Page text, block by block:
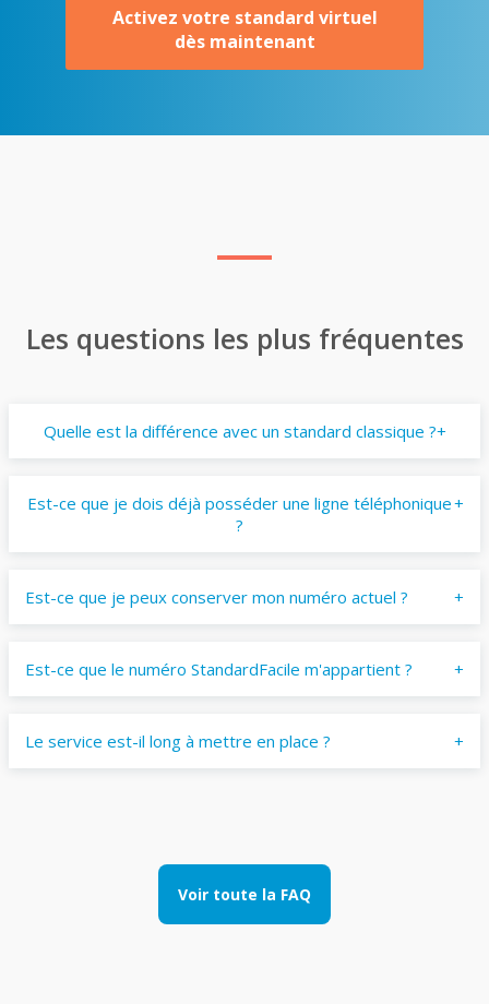
Activez votre standard virtuel
dès maintenant
Les questions les plus fréquentes
Quelle est la différence avec un standard classique ?
Est-ce que je dois déjà posséder une ligne téléphonique
?
Est-ce que je peux conserver mon numéro actuel ?
Est-ce que le numéro StandardFacile m'appartient ?
Le service est-il long à mettre en place ?
Voir toute la FAQ